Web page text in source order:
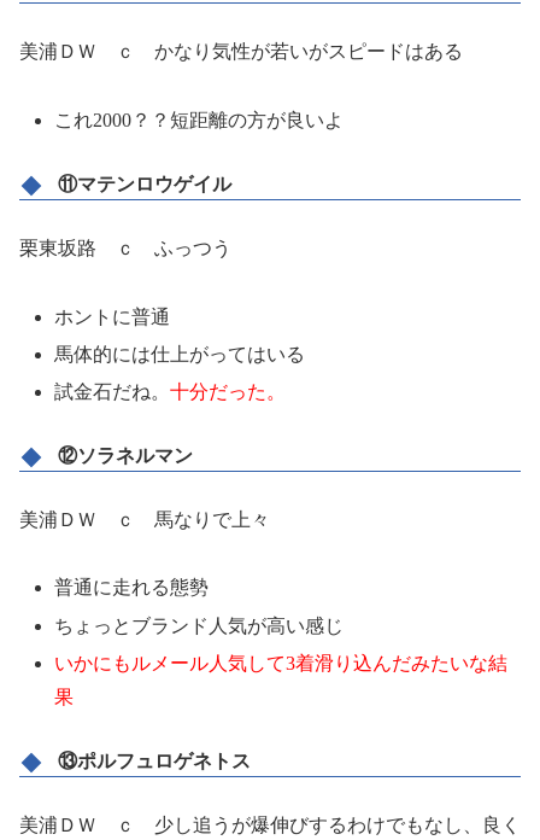
美浦ＤＷ ｃ かなり気性が若いがスピードはある
これ2000？？短距離の方が良いよ
⑪マテンロウゲイル
栗東坂路 ｃ ふっつう
ホントに普通
馬体的には仕上がってはいる
試金石だね。十分だった。
⑫ソラネルマン
美浦ＤＷ ｃ 馬なりで上々
普通に走れる態勢
ちょっとブランド人気が高い感じ
いかにもルメール人気して3着滑り込んだみたいな結
果
⑬ポルフュロゲネトス
美浦ＤＷ ｃ 少し追うが爆伸びするわけでもなし、良く